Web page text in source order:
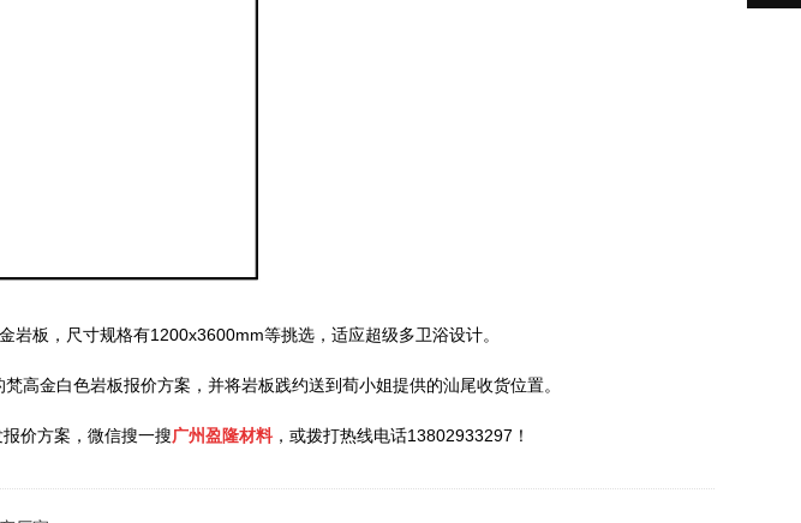
板，尺寸规格有1200x3600mm等挑选，适应超级多卫浴设计。
高金白色岩板报价方案，并将岩板践约送到荀小姐提供的汕尾收货位置。
价方案，微信搜一搜广州盈隆材料 ，或拨打热线电话13802933297！